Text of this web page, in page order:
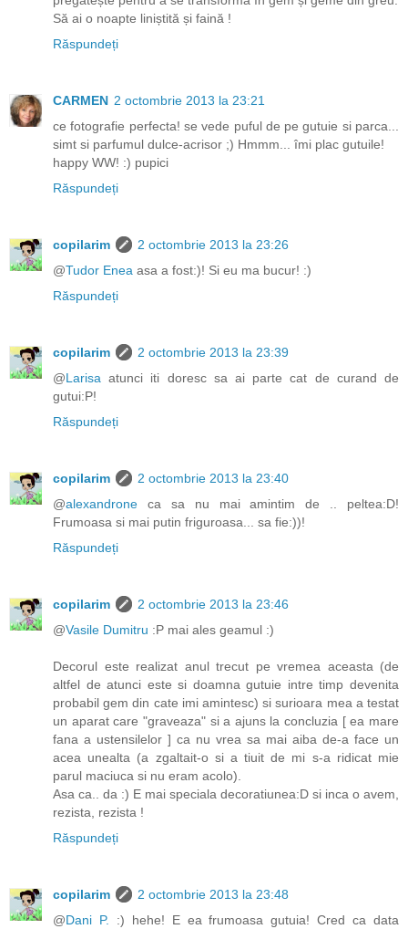
Să ai o noapte liniștită și faină !
Răspundeți
CARMEN 2 octombrie 2013 la 23:21
ce fotografie perfecta! se vede puful de pe gutuie si parca...
simt si parfumul dulce-acrisor ;) Hmmm... îmi plac gutuile!
happy WW! :) pupici
Răspundeți
copilarim
2 octombrie 2013 la 23:26
@Tudor Enea asa a fost:)! Si eu ma bucur! :)
Răspundeți
copilarim
2 octombrie 2013 la 23:39
@Larisa atunci iti doresc sa ai parte cat de curand de
gutui:P!
Răspundeți
copilarim
2 octombrie 2013 la 23:40
@alexandrone ca sa nu mai amintim de .. peltea:D!
Frumoasa si mai putin friguroasa... sa fie:))!
Răspundeți
copilarim
2 octombrie 2013 la 23:46
@Vasile Dumitru :P mai ales geamul :)
Decorul este realizat anul trecut pe vremea aceasta (de
altfel de atunci este si doamna gutuie intre timp devenita
probabil gem din cate imi amintesc) si surioara mea a testat
un aparat care "graveaza" si a ajuns la concluzia [ ea mare
fana a ustensilelor ] ca nu vrea sa mai aiba de-a face un
acea unealta (a zgaltait-o si a tiuit de mi s-a ridicat mie
parul maciuca si nu eram acolo).
Asa ca.. da :) E mai speciala decoratiunea:D si inca o avem,
rezista, rezista !
Răspundeți
copilarim
2 octombrie 2013 la 23:48
@Dani P.
:) hehe! E ea frumoasa gutuia! Cred ca data